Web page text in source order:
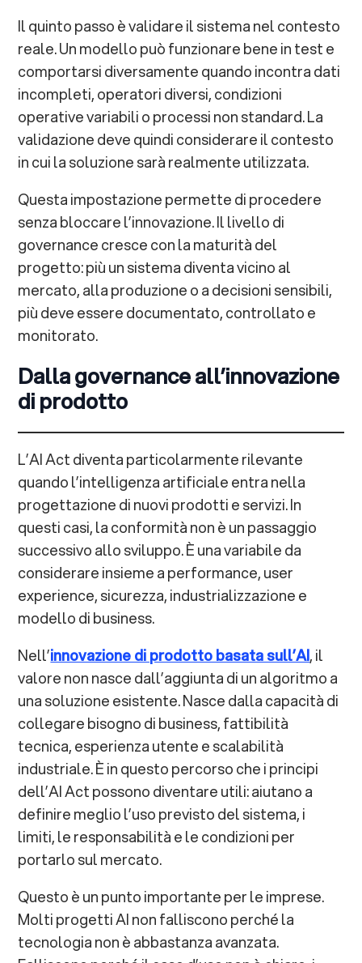
Il quinto passo è validare il sistema nel contesto
reale. Un modello può funzionare bene in test e
comportarsi diversamente quando incontra dati
incompleti, operatori diversi, condizioni
operative variabili o processi non standard. La
validazione deve quindi considerare il contesto
in cui la soluzione sarà realmente utilizzata.
Questa impostazione permette di procedere
senza bloccare l’innovazione. Il livello di
governance cresce con la maturità del
progetto: più un sistema diventa vicino al
mercato, alla produzione o a decisioni sensibili,
più deve essere documentato, controllato e
monitorato.
Dalla governance all’innovazione
di prodotto
L’AI Act diventa particolarmente rilevante
quando l’intelligenza artificiale entra nella
progettazione di nuovi prodotti e servizi. In
questi casi, la conformità non è un passaggio
successivo allo sviluppo. È una variabile da
considerare insieme a performance, user
experience, sicurezza, industrializzazione e
modello di business.
Nell’innovazione di prodotto basata sull’AI, il
valore non nasce dall’aggiunta di un algoritmo a
una soluzione esistente. Nasce dalla capacità di
collegare bisogno di business, fattibilità
tecnica, esperienza utente e scalabilità
industriale. È in questo percorso che i principi
dell’AI Act possono diventare utili: aiutano a
definire meglio l’uso previsto del sistema, i
limiti, le responsabilità e le condizioni per
portarlo sul mercato.
Questo è un punto importante per le imprese.
Molti progetti AI non falliscono perché la
tecnologia non è abbastanza avanzata.